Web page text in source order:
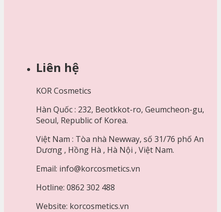
Liên hệ
KOR Cosmetics
Hàn Quốc : 232, Beotkkot-ro, Geumcheon-gu,
Seoul, Republic of Korea.
Việt Nam : Tòa nhà Newway, số 31/76 phố An
Dương , Hồng Hà , Hà Nội , Việt Nam.
Email: info@korcosmetics.vn
Hotline: 0862 302 488
Website: korcosmetics.vn